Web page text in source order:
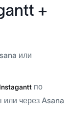
+
или
по
или через Asana